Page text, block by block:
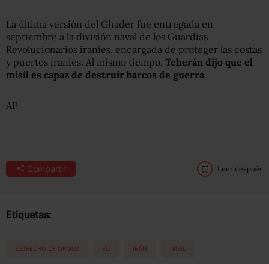
La última versión del Ghader fue entregada en
septiembre a la división naval de los Guardias
Revolucionarios iraníes, encargada de proteger las costas
y puertos iraníes. Al mismo tiempo, Teherán dijo que el
misil es capaz de destruir barcos de guerra.
AP
Compartir Leer después
Etiquetas:
ESTRECHO DE ORMUZ EU IRÁN MISIL